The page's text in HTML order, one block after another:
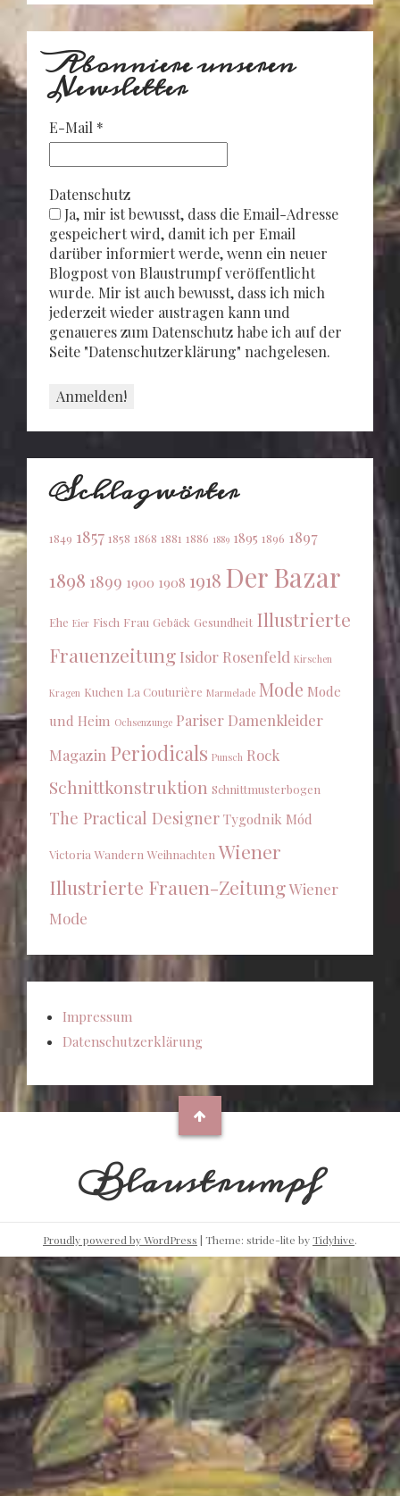
Abonniere unseren
Newsletter
E-Mail *
Datenschutz
Ja, mir ist bewusst, dass die Email-Adresse
gespeichert wird, damit ich per Email
darüber informiert werde, wenn ein neuer
Blogpost von Blaustrumpf veröffentlicht
wurde. Mir ist auch bewusst, dass ich mich
jederzeit wieder austragen kann und
genaueres zum Datenschutz habe ich auf der
Seite "Datenschutzerklärung" nachgelesen.
Schlagwörter
1849 1857 1858 1868 1881 1886 1889 1895 1896 1897
1898 1899 1900 1908 1918 Der Bazar
Ehe Eier Fisch Frau Gebäck Gesundheit Illustrierte
Frauenzeitung Isidor Rosenfeld Kirschen
Kragen Kuchen La Couturière Marmelade Mode Mode
und Heim Ochsenzunge Pariser Damenkleider
Magazin Periodicals Punsch Rock
Schnittkonstruktion Schnittmusterbogen
The Practical Designer Tygodnik Mód
Victoria Wandern Weihnachten Wiener
Illustrierte Frauen-ZeitungWiener
Mode
Impressum
Datenschutzerklärung
Blaustrumpf
Proudly powered by WordPress | Theme: stride-lite byTidyhive.